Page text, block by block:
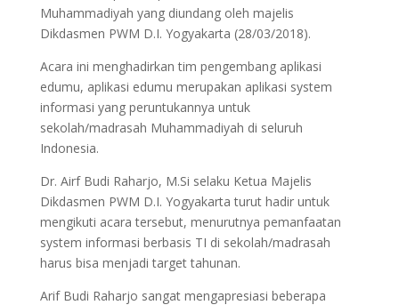
Muhammadiyah yang diundang oleh majelis
Dikdasmen PWM D.I. Yogyakarta (28/03/2018).
Acara ini menghadirkan tim pengembang aplikasi
edumu, aplikasi edumu merupakan aplikasi system
informasi yang peruntukannya untuk
sekolah/madrasah Muhammadiyah di seluruh
Indonesia.
Dr. Airf Budi Raharjo, M.Si selaku Ketua Majelis
Dikdasmen PWM D.I. Yogyakarta turut hadir untuk
mengikuti acara tersebut, menurutnya pemanfaatan
system informasi berbasis TI di sekolah/madrasah
harus bisa menjadi target tahunan.
Arif Budi Raharjo sangat mengapresiasi beberapa